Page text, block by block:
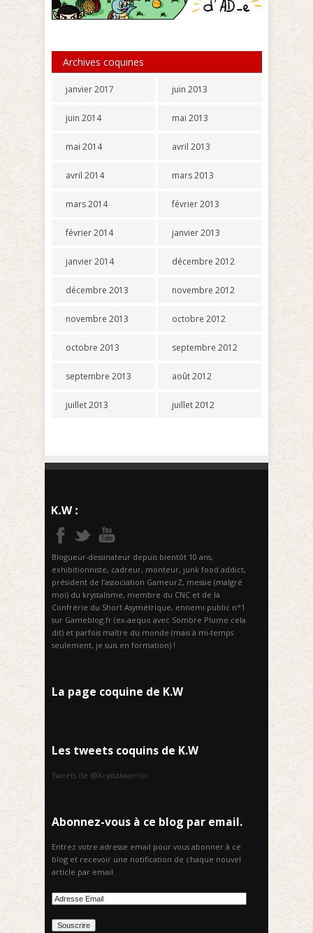
Archives coquines
janvier 2017
juin 2014
mai 2014
avril 2014
mars 2014
février 2014
janvier 2014
décembre 2013
novembre 2013
octobre 2013
septembre 2013
juillet 2013
juin 2013
mai 2013
avril 2013
mars 2013
février 2013
janvier 2013
décembre 2012
novembre 2012
octobre 2012
septembre 2012
août 2012
juillet 2012
Blogueur-dessinateur depuis bientôt 10 ans,
exhibitionniste, cadreur, monteur, junk food addict,
président de l’association GameurZ, messie (malgré
moi) du krystalisme, membre du CNC et de la
Confrérie du Short Asymétrique, ennemi public n°1
sur Gameblog.fr (ex-aequo avec Sombre Plume cela
dit) et parfois maître du monde (mais à mi-temps
seulement, je suis en formation) !
La page coquine de K.W
Les tweets coquins de K.W
Tweets de @Krystalwarrior
Abonnez-vous à ce blog par email.
Entrez votre adresse email pour vous abonner à ce
blog et recevoir une notification de chaque nouvel
article par email.